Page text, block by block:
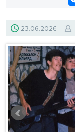
23.06.2026